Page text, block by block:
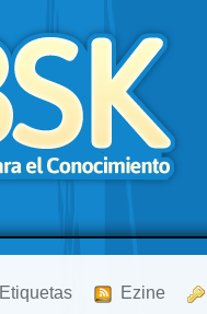
Etiquetas Ezine